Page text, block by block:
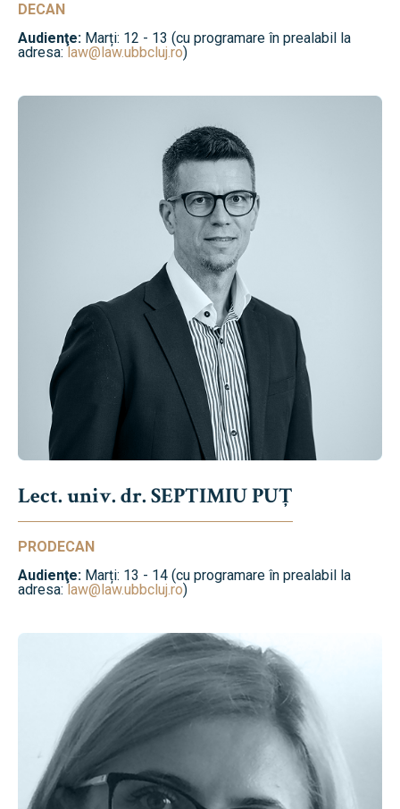
DECAN
Audienţe: Marți: 12 - 13 (cu programare în prealabil la
adresa:law@law.ubbcluj.ro)
Lect. univ. dr. SEPTIMIU PUȚ
PRODECAN
Audienţe: Marți: 13 - 14 (cu programare în prealabil la
adresa:law@law.ubbcluj.ro)